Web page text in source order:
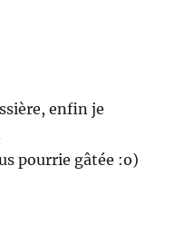
enfin je
pourrie gâtée :o)